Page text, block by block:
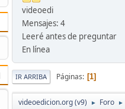
videoedi
Mensajes: 4
Leeré antes de preguntar
En línea
IR ARRIBA Páginas 1
videoedicion.org (v9) ► Foro ►